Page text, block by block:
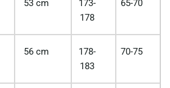
53 cm
173-
178
65-70
56 cm
178-
183
70-75